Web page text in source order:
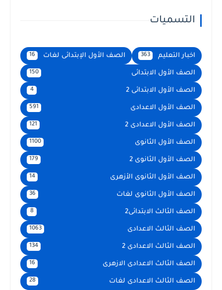
التسميات
اخبار التعليم 363 الصف الأول الإبتدائى لغات 16
الصف الأول الابتدائى 150
الصف الأول الابتدائى 2 4
الصف الأول الاعدادى 591
الصف الأول الاعدادى 2 121
الصف الأول الثانوى 1100
الصف الأول الثانوى 2 179
الصف الأول الثانوى الأزهرى 14
الصف الأول الثانوى لغات 36
الصف الثالث الابتدائى2 8
الصف الثالث الاعدادى 1063
الصف الثالث الاعدادى 2 134
الصف الثالث الاعدادى الازهرى 16
الصف الثالث الاعدادى لغات 28